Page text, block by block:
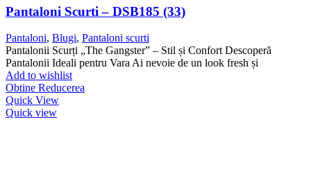
Pantaloni Scurti – DSB185 (33)
Pantaloni, Blugi, Pantaloni scurti
Pantalonii Scurți „The Gangster” – Stil și Confort Descoperă
Pantalonii Ideali pentru Vara Ai nevoie de un look fresh și
Add to wishlist
Obtine Reducerea
Quick View
Quick view